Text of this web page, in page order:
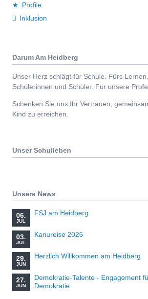
Profile
Inklusion
Darum Am Heidberg
Unser Herz schlägt für Schule. Fürs
Schülerinnen und Schüler. Für unsere
Schenken Sie uns Ihr Vertrauen,
Kind zu erreichen.
Unser Schulleben
Unsere News
06.
JUL
FSJ am Heidberg
03.
JUL
Kanureise 2026
29.
JUN
Herzlich Willkommen am Heidberg
27.
JUN
Demokratie-Talente - Engagement
Demokratie